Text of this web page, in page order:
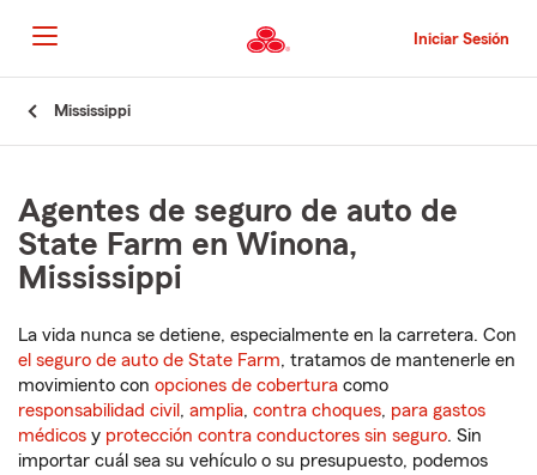
al
contenido
principal
Iniciar Sesión
Mississippi
Agentes de seguro de auto de
State Farm en Winona,
Mississippi
La vida nunca se detiene, especialmente en la carretera. Con
el seguro de auto de State Farm, tratamos de mantenerle en
movimiento con opciones de cobertura como
responsabilidad civil , amplia, contra choques, para gastos
médicos y protección contra conductores sin seguro. Sin
importar cuál sea su vehículo o su presupuesto, podemos